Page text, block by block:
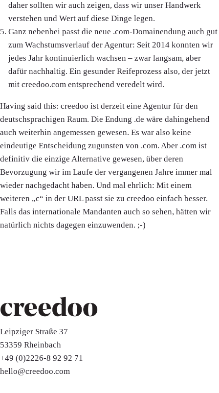
daher sollten wir auch zeigen, dass wir unser Handwerk
verstehen und Wert auf diese Dinge legen.
Ganz nebenbei passt die neue .com-Domainendung auch gut
zum Wachstumsverlauf der Agentur: Seit 2014 konnten wir
jedes Jahr kontinuierlich wachsen – zwar langsam, aber
dafür nachhaltig. Ein gesunder Reifeprozess also, der jetzt
mit creedoo.com entsprechend veredelt wird.
Having said this: creedoo ist derzeit eine Agentur für den
deutschsprachigen Raum. Die Endung .de wäre dahingehend
auch weiterhin angemessen gewesen. Es war also keine
eindeutige Entscheidung zugunsten von .com. Aber .com ist
definitiv die einzige Alternative gewesen, über deren
Bevorzugung wir im Laufe der vergangenen Jahre immer mal
wieder nachgedacht haben. Und mal ehrlich: Mit einem
weiteren „c“ in der URL passt sie zu creedoo einfach besser.
Falls das internationale Mandanten auch so sehen, hätten wir
natürlich nichts dagegen einzuwenden. ;-)
Leipziger Straße 37
53359 Rheinbach
+49 (0)2226-8 92 92 71
hello@creedoo.com